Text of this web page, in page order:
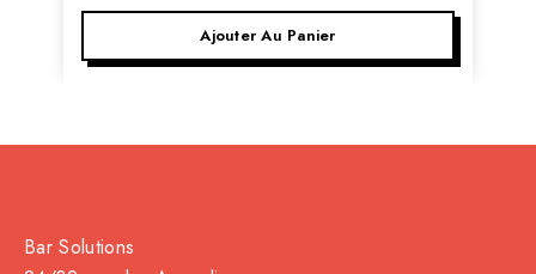
Ajouter Au Panier
Bar Solutions